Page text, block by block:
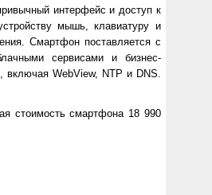
интерфейс и доступ к
мышь, клавиатуру и
Смартфон поставляется с
сервисами и бизнес-
включая WebView, NTP и DNS.
стоимость смартфона 18 990